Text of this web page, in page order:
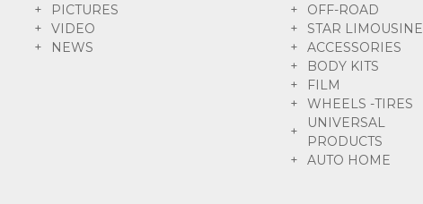
PICTURES
VIDEO
NEWS
OFF-ROAD
STAR LIMOUSINE
ACCESSORIES
BODY KITS
FILM
WHEELS -TIRES
UNIVERSAL
PRODUCTS
AUTO HOME